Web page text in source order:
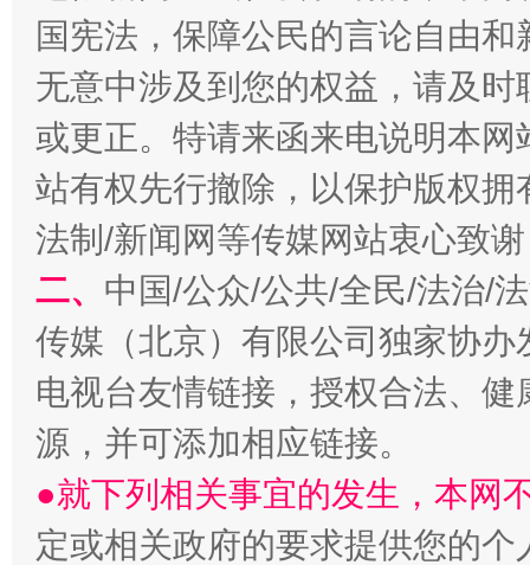
揭开“小金库”的免责幌子
受贿1.44亿！段成刚被判无期 从幼
国宪法，保障公民的言论自由
无意中涉及到您的权益，请及
或更正。特请来函来电说明本
站有权先行撤除，以保护版权
法制/新闻网等传媒网站衷心致
二、 中国/公众/公共/全民/法治/
传媒（北京）有限公司独家协
电视台友情链接，授权合法、
源，并可添加相应链接。
●就下列相关事宜的发生，本网
定或相关政府的要求提供您的个